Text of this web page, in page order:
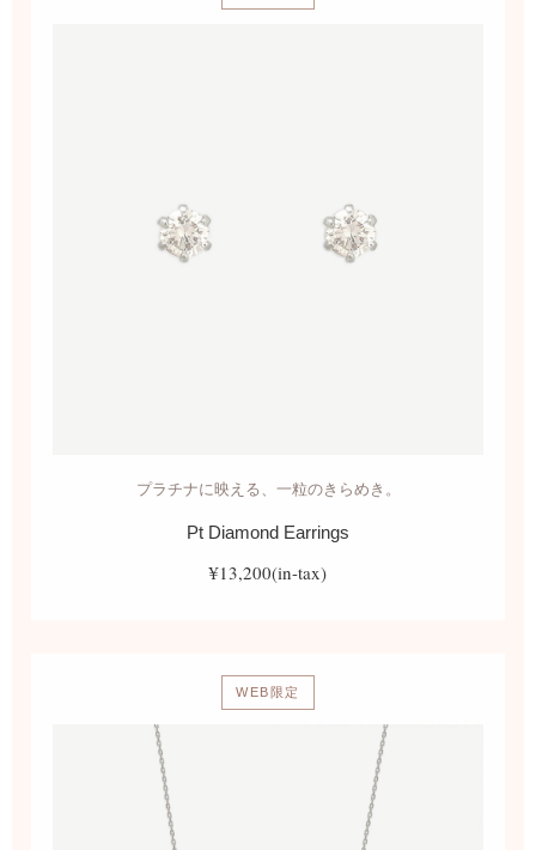
プラチナに映える、一粒のきらめき。
Pt Diamond Earrings
¥13,200(in-tax)
WEB限定